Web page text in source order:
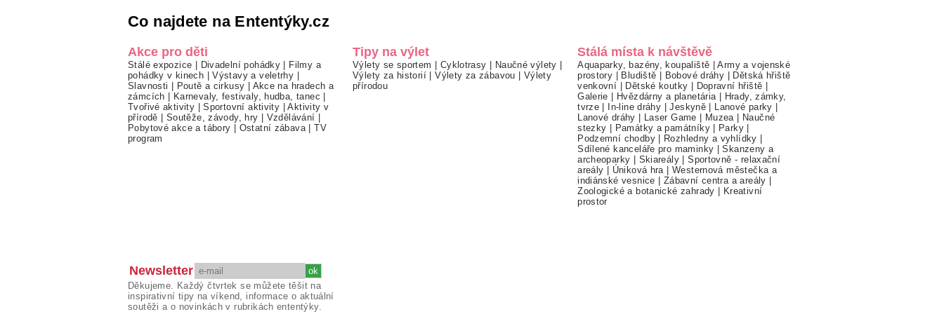
Co najdete na Ententýky.cz
Akce pro děti
Stálé expozice | Divadelní pohádky | Filmy a
pohádky v kinech |Výstavy a veletrhy |
Slavnosti | Poutě a cirkusy | Akce na hradech a
zámcích | Karnevaly, festivaly, hudba, tanec |
Tvořivé aktivity |Sportovní aktivity |Aktivity v
přírodě | Soutěže, závody, hry | Vzdělávání |
Pobytové akce a tábory | Ostatní zábava |TV
program
Tipy na výlet
Výlety se sportem | Cyklotrasy | Naučné výlety |
Výlety za historií |Výlety za zábavou | Výlety
přírodou
Stálá místa k návštěvě
Aquaparky, bazény, koupaliště |Army a vojenské
prostory | Bludiště | Bobové dráhy | Dětská hřiště
venkovní | Dětské koutky | Dopravní hřiště |
Galerie | Hvězdárny a planetária | Hrady, zámky,
tvrze | In-line dráhy |Jeskyně | Lanové parky |
Lanové dráhy | Laser Game | Muzea | Naučné
stezky | Památky a památníky| Parky |
Podzemní chodby| Rozhledny a vyhlídky |
Sdílené kanceláře pro maminky |Skanzeny a
archeoparky | Skiareály |Sportovně - relaxační
areály | Úniková hra |Westernová městečka a
indiánské vesnice | Zábavní centra a areály |
Zoologické a botanické zahrady | Kreativní
prostor
Newsletter
Děkujeme. Každý čtvrtek se můžete těšit na
inspirativní tipy na víkend, informace o aktuální
soutěži a o novinkách v rubrikách ententýky.